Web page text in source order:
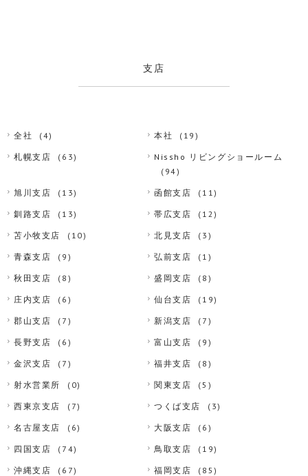
支店
全社 (4) 本社 (19)
札幌支店 (63)
Nissho リビングショールーム
(94)
旭川支店 (13) 函館支店 (11)
釧路支店 (13) 帯広支店 (12)
苫小牧支店 (10) 北見支店 (3)
青森支店 (9) 弘前支店 (1)
秋田支店 (8) 盛岡支店 (8)
庄内支店 (6) 仙台支店 (19)
郡山支店 (7) 新潟支店 (7)
長野支店 (6) 富山支店 (9)
金沢支店 (7) 福井支店 (8)
射水営業所 (0) 関東支店 (5)
西東京支店 (7) つくば支店 (3)
名古屋支店 (6) 大阪支店 (6)
四国支店 (74) 鳥取支店 (19)
沖縄支店 (67) 福岡支店 (85)